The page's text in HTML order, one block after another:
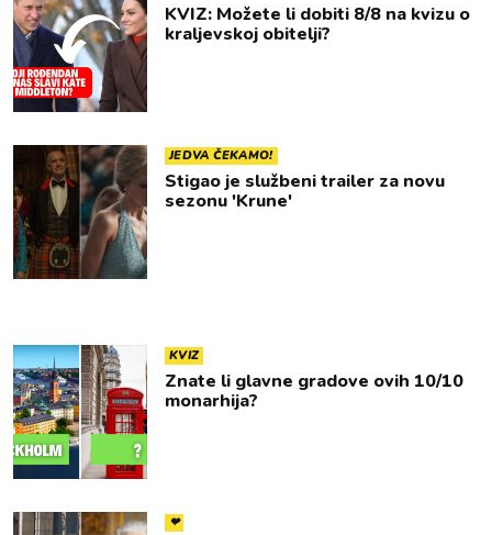
KVIZ: Možete li dobiti 8/8 na kvizu o
kraljevskoj obitelji?
JEDVA ČEKAMO!
Stigao je službeni trailer za novu
sezonu 'Krune'
KVIZ
Znate li glavne gradove ovih 10/10
monarhija?
❤